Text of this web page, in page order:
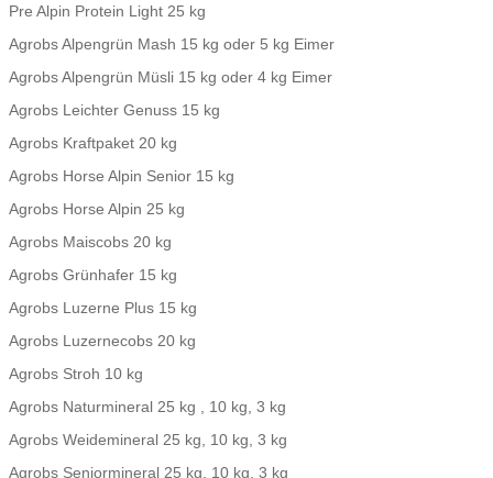
Pre Alpin Protein Light 25 kg
Agrobs Alpengrün Mash 15 kg oder 5 kg Eimer
Agrobs Alpengrün Müsli 15 kg oder 4 kg Eimer
Agrobs Leichter Genuss 15 kg
Agrobs Kraftpaket 20 kg
Agrobs Horse Alpin Senior 15 kg
Agrobs Horse Alpin 25 kg
Agrobs Maiscobs 20 kg
Agrobs Grünhafer 15 kg
Agrobs Luzerne Plus 15 kg
Agrobs Luzernecobs 20 kg
Agrobs Stroh 10 kg
Agrobs Naturmineral 25 kg , 10 kg, 3 kg
Agrobs Weidemineral 25 kg, 10 kg, 3 kg
Agrobs Seniormineral 25 kg, 10 kg, 3 kg